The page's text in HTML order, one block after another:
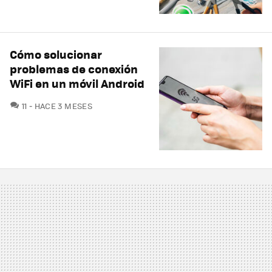
Cómo solucionar
problemas de conexión
WiFi en un móvil Android
11 COMENTARIOS
HACE 3 MESES